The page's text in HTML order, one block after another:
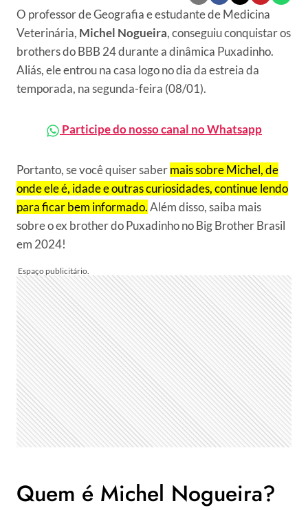
O professor de Geografia e estudante de Medicina
Veterinária, Michel Nogueira, conseguiu conquistar os
brothers do BBB 24 durante a dinâmica Puxadinho.
Aliás, ele entrou na casa logo no dia da estreia da
temporada, na segunda-feira (08/01).
Participe do nosso canal no Whatsapp
Portanto, se você quiser sabermais sobre Michel, de
onde ele é, idade e outras curiosidades, continue lendo
para ficar bem informado.Além disso, saiba mais
sobre o ex brother do Puxadinho no Big Brother Brasil
em 2024!
Quem é Michel Nogueira?